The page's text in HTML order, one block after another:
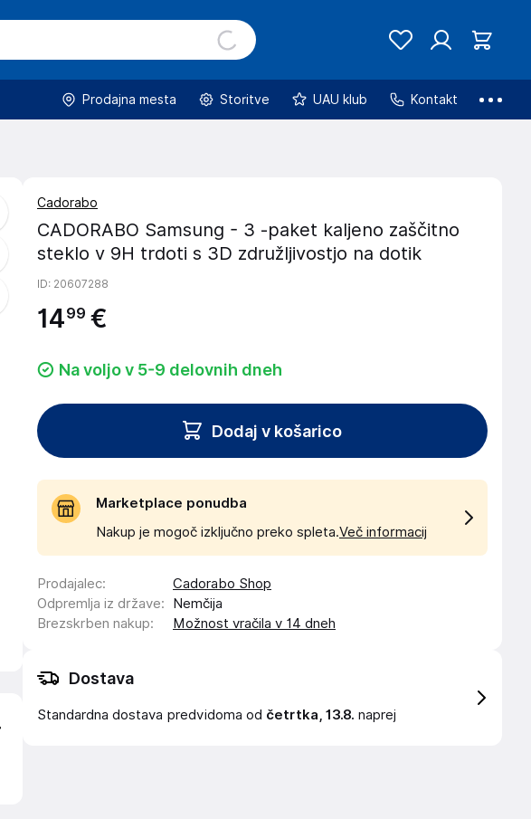
Prodajna mesta Storitve UAU klub Kontakt
Cadorabo
CADORABO Samsung - 3 -paket kaljeno zaščitno
steklo v 9H trdoti s 3D združljivostjo na dotik
ID: 20607288
1499 €
Na voljo v 5-9 delovnih dneh
Dodaj v košarico
Marketplace ponudba
Nakup je mogoč izključno preko spleta.Več informacij
Prodajalec:
Cadorabo Shop
Odpremlja iz države:
Nemčija
Brezskrben nakup: Možnost vračila v 14 dneh
Dostava
Standardna dostava predvidoma od četrtka, 13.8. naprej